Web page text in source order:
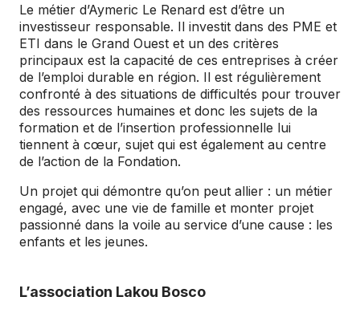
Le métier d’Aymeric Le Renard est d’être un
investisseur responsable. Il investit dans des PME et
ETI dans le Grand Ouest et un des critères
principaux est la capacité de ces entreprises à créer
de l’emploi durable en région. Il est régulièrement
confronté à des situations de difficultés pour trouver
des ressources humaines et donc les sujets de la
formation et de l’insertion professionnelle lui
tiennent à cœur, sujet qui est également au centre
de l’action de la Fondation.
Un projet qui démontre qu’on peut allier : un métier
engagé, avec une vie de famille et monter projet
passionné dans la voile au service d’une cause : les
enfants et les jeunes.
L’association Lakou Bosco